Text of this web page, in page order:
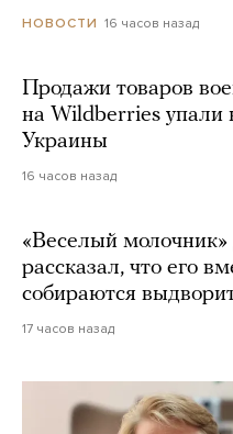
НОВОСТИ 16 часов назад
Продажи товаров
на Wildberries упали
Украины
16 часов назад
«Веселый
рассказал, что его
собираются
17 часов назад